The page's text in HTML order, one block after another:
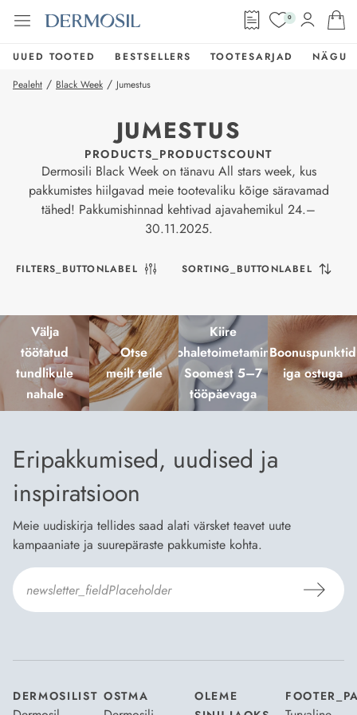
0
UUED TOOTED BESTSELLERS TOOTESARJAD
NÄGU
Pealeht / Black Week / Jumestus
JUMESTUS
PRODUCTS_PRODUCTSCOUNT
Dermosili Black Week on tänavu All stars week, kus
pakkumistes hiilgavad meie tootevaliku kõige säravamad
tähed! Pakkumishinnad kehtivad ajavahemikul 24.–
30.11.2025.
FILTERS_BUTTONLABEL SORTING_BUTTONLABEL
Välja
töötatud
tundlikule
nahale
Otse
meilt teile
Kiire
kohaletoimetamine
Soomest 5–7
tööpäevaga
Boonuspunktid
iga ostuga
Eripakkumised, uudised ja
inspiratsioon
Meie uudiskirja tellides saad alati värsket teavet uute
kampaaniate ja suurepäraste pakkumiste kohta.
DERMOSILIST OSTMA
OLEME